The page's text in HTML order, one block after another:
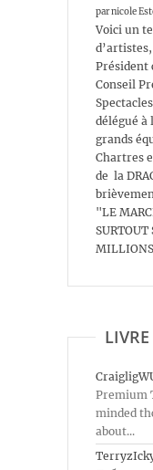
par nicole
Voici un
Président
Conseil
délégué à
grands
Chartres
de la
"LE
SURTOUT
LIVRE
Premium
minded
about...